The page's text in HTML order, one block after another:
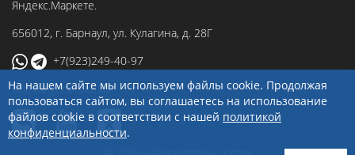
656012, г. Барнаул, ул. Кулагина, д. 28Г
+7(923)249-40-97
sale@ingenerseti.ru
На нашем сайте мы используем файлы cookie. Продолжая
пользоваться сайтом, вы соглашаетесь на использование
файлов cookie в соответствии с нашей политикой
конфиденциальности.